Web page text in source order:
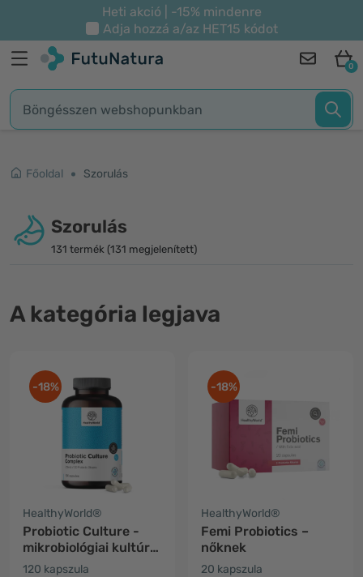
Heti akció | -15% mindenre
Adja hozzá a/az HET15 kódot
0
Főoldal Szorulás
Szorulás
131 termék (131 megjelenített)
A kategória legjava
-18%
HealthyWorld®
Probiotic Culture -
mikrobiológiai kultúra
komplex
120 kapszula
-18%
HealthyWorld®
Femi Probiotics –
nőknek
20 kapszula